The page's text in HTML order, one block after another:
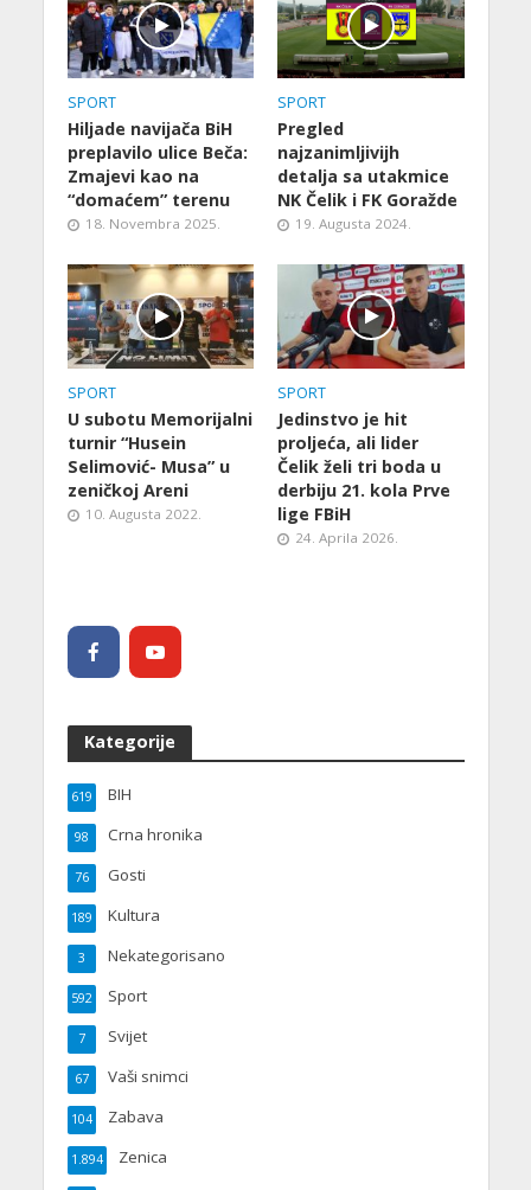
SPORT
Hiljade navijača BiH
preplavilo ulice Beča:
Zmajevi kao na
“domaćem” terenu
18. Novembra 2025.
SPORT
Pregled
najzanimljivijh
detalja sa utakmice
NK Čelik i FK Goražde
19. Augusta 2024.
SPORT
U subotu Memorijalni
turnir “Husein
Selimović- Musa” u
zeničkoj Areni
10. Augusta 2022.
SPORT
Jedinstvo je hit
proljeća, ali lider
Čelik želi tri boda u
derbiju 21. kola Prve
lige FBiH
24. Aprila 2026.
Kategorije
BIH
619
Crna hronika
98
Gosti
76
Kultura
189
Nekategorisano
3
Sport
592
Svijet
7
Vaši snimci
67
Zabava
104
Zenica
1.894